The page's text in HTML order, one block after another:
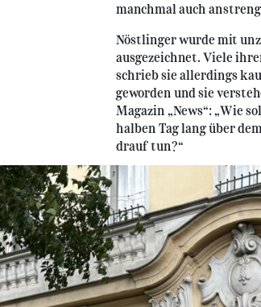
manchmal auch
Nöstlinger wurde mit
ausgezeichnet. Viele
schrieb sie allerdings
geworden und sie
Magazin „News“: „Wie
halben Tag lang über
drauf tun?“